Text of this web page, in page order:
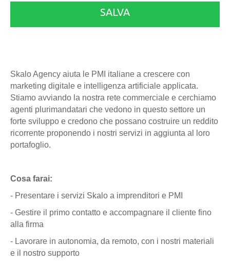
SALVA
Skalo Agency aiuta le PMI italiane a crescere con
marketing digitale e intelligenza artificiale applicata.
Stiamo avviando la nostra rete commerciale e cerchiamo
agenti plurimandatari che vedono in questo settore un
forte sviluppo e credono che possano costruire un reddito
ricorrente proponendo i nostri servizi in aggiunta al loro
portafoglio.
Cosa farai:
- Presentare i servizi Skalo a imprenditori e PMI
- Gestire il primo contatto e accompagnare il cliente fino
alla firma
- Lavorare in autonomia, da remoto, con i nostri materiali
e il nostro supporto